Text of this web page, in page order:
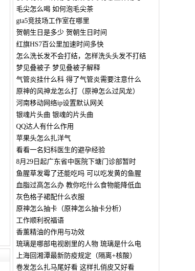
毛尖怎么喝 如何泡毛尖茶
gta5竞技场工作室在哪里
贺朝生日是多少 贺朝生日时间
红旗HS7百公里加速时间多快
怎么洗长发不会打结，怎样洗头头发不打结
梦见叠被子 梦见叠被子解释
气管炎挂什么科 得了气管炎需要注意什么
原神的风神龙怎么打（原神怎么过风龙）
河南移动网络ip设置默认网关
银魂片头曲 银魂的片头曲
QQ达人有什么作用
苹果头怎么扎洋气
看看一名妇科医生的避孕经验
8月29日起广东省中医院下塘门诊部暂时
鱼腥草发霉了还能吃吗 可以吃发黄的鱼腥
血脂过高怎么办 教你吃什么食物能降低血
灰色格子裙配什么衣服
原神怎么抽卡（原神怎么抽卡分析）
工作顺利祝福语
香薰精油的作用与功效
琉璃是哪部电视剧里的人物 琉璃是什么电
上海回湘潭最新防疫规定（隔离+核酸）
卷发怎么扎马尾好看 这样扎俏皮又好看